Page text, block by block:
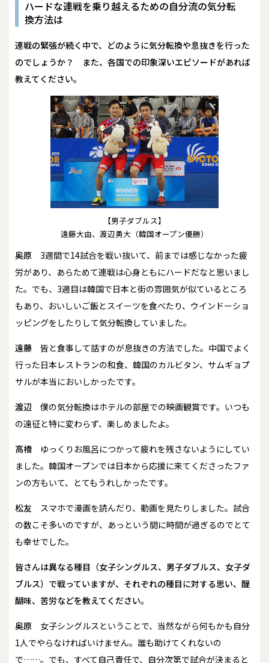
ハードな連戦を乗り越えるための自分流の気分転
換方法は
――連戦の緊張が続く中で、どのように気分転換や息抜きを行った
のでしょうか？ また、各国での印象深いエピソードがあれば
教えてください。
【男子ダブルス】
遠藤大由、渡辺勇大（韓国オープン優勝）
奥原 3週間で14試合を戦い抜いて、前までは感じなかった疲
労があり、あらためて連戦は心身ともにハードだなと思いまし
た。でも、3週目は韓国で日本と街の雰囲気が似ているところ
もあり、おいしいご飯とスイーツを食べたり、ウインドーショ
ッピングをしたりして気分転換していました。
遠藤 皆と食事して話すのが息抜きの方法でした。中国でよく
行った日本レストランの和食、韓国のカルビタン、サムギョプ
サルが本当においしかったです。
渡辺 僕の気分転換はホテルの部屋での映画観賞です。いつも
の遠征と特に変わらず、楽しめましたよ。
高橋 ゆっくりお風呂につかって疲れを残さないようにしてい
ました。韓国オープンでは日本から応援に来てくださったファ
ンの方もいて、とてもうれしかったです。
松友 スマホで漫画を読んだり、動画を見たりしました。試合
の数こそ多いのですが、あっという間に時間が過ぎるのでとて
も幸せでした。
――皆さんは異なる種目（女子シングルス、男子ダブルス、女子ダ
ブルス）で戦っていますが、それぞれの種目に対する思い、醍
醐味、苦労などを教えてください。
奥原 女子シングルスということで、当然ながら何もかも自分
1人でやらなければいけません。誰も助けてくれないの
で……。でも、すべて自己責任で、自分次第で試合が決まると